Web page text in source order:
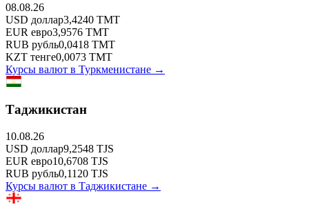
08.08.26
USD доллар3,4240 TMT
EUR евро3,9576 TMT
RUB рубль0,0418 TMT
KZT тенге0,0073 TMT
Курсы валют в Туркменистане →
Таджикистан
10.08.26
USD доллар9,2548 TJS
EUR евро10,6708 TJS
RUB рубль0,1120 TJS
Курсы валют в Таджикистане →